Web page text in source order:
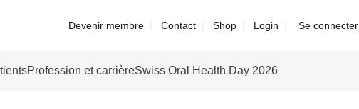
Devenir membre Contact Shop Login Se connecter
Profession et carrièreSwiss Oral Health Day 2026